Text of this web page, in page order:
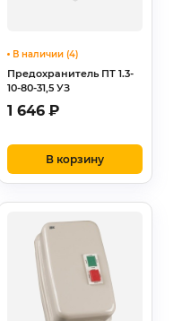
В наличии (4)
Предохранитель ПТ 1.3-
10-80-31,5 УЗ
1 646 ₽
В корзину